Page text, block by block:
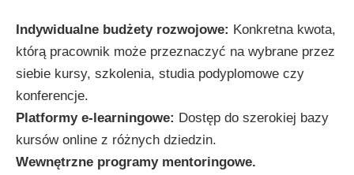
Indywidualne budżety rozwojowe: Konkretna kwota,
którą pracownik może przeznaczyć na wybrane przez
siebie kursy, szkolenia, studia podyplomowe czy
konferencje.
Platformy e-learningowe: Dostęp do szerokiej bazy
kursów online z różnych dziedzin.
Wewnętrzne programy mentoringowe.